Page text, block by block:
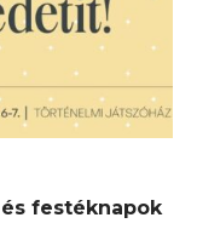
festéknapok